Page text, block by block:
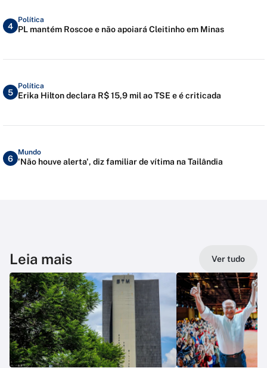
4
Política
PL mantém Roscoe e não apoiará Cleitinho em Minas
5
Política
Erika Hilton declara R$ 15,9 mil ao TSE e é criticada
6
Mundo
'Não houve alerta', diz familiar de vítima na Tailândia
Leia mais Ver tudo